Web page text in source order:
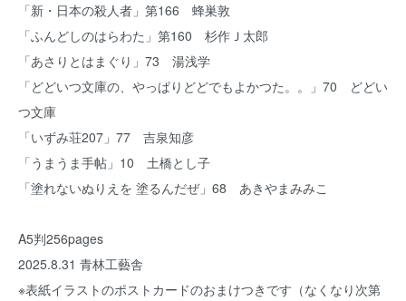
「新・日本の殺人者」第166 蜂巣敦
「ふんどしのはらわた」第160 杉作Ｊ太郎
「あさりとはまぐり」73 湯浅学
「どどいつ文庫の、やっぱりどどでもよかつた。。」70 どどい
つ文庫
「いずみ荘207」77 吉泉知彦
「うまうま手帖」10 土橋とし子
「塗れないぬりえを 塗るんだぜ」68 あきやまみみこ
A5判256pages
2025.8.31 青林工藝舎
※表紙イラストのポストカードのおまけつきです（なくなり次第